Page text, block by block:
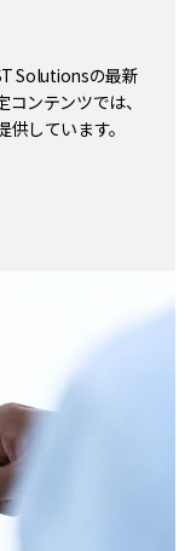
Solutionsの最新
ンテンツでは、
しています。